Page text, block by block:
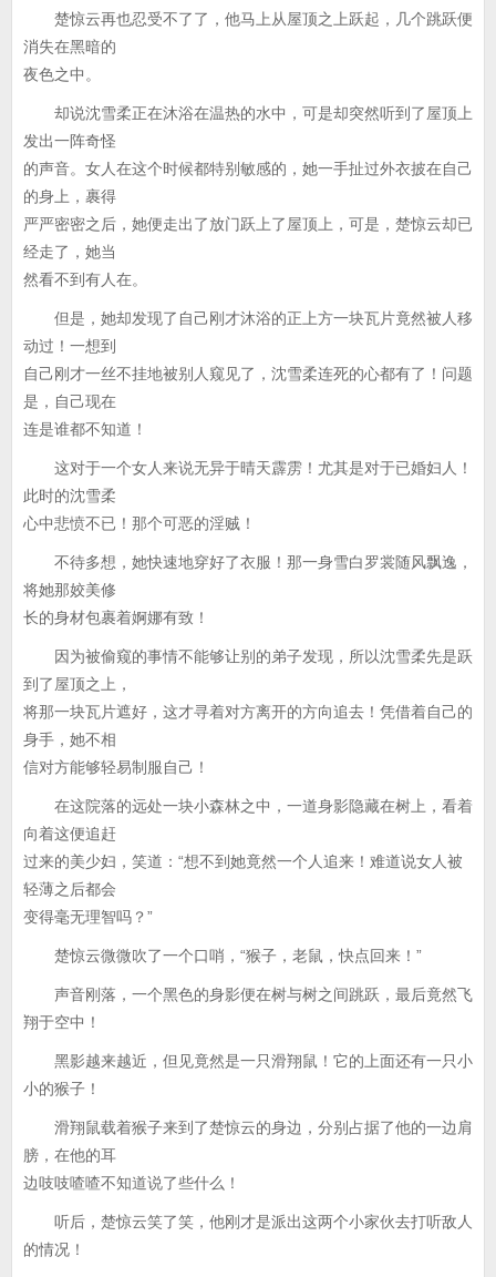
楚惊云再也忍受不了了，他马上从屋顶之上跃起，几个跳跃便
消失在黑暗的
夜色之中。
却说沈雪柔正在沐浴在温热的水中，可是却突然听到了屋顶上
发出一阵奇怪
的声音。女人在这个时候都特别敏感的，她一手扯过外衣披在自己
的身上，裹得
严严密密之后，她便走出了放门跃上了屋顶上，可是，楚惊云却已
经走了，她当
然看不到有人在。
但是，她却发现了自己刚才沐浴的正上方一块瓦片竟然被人移
动过！一想到
自己刚才一丝不挂地被别人窥见了，沈雪柔连死的心都有了！问题
是，自己现在
连是谁都不知道！
这对于一个女人来说无异于晴天霹雳！尤其是对于已婚妇人！
此时的沈雪柔
心中悲愤不已！那个可恶的淫贼！
不待多想，她快速地穿好了衣服！那一身雪白罗裳随风飘逸，
将她那姣美修
长的身材包裹着婀娜有致！
因为被偷窥的事情不能够让别的弟子发现，所以沈雪柔先是跃
到了屋顶之上，
将那一块瓦片遮好，这才寻着对方离开的方向追去！凭借着自己的
身手，她不相
信对方能够轻易制服自己！
在这院落的远处一块小森林之中，一道身影隐藏在树上，看着
向着这便追赶
过来的美少妇，笑道：“想不到她竟然一个人追来！难道说女人被
轻薄之后都会
变得毫无理智吗？”
楚惊云微微吹了一个口哨，“猴子，老鼠，快点回来！”
声音刚落，一个黑色的身影便在树与树之间跳跃，最后竟然飞
翔于空中！
黑影越来越近，但见竟然是一只滑翔鼠！它的上面还有一只小
小的猴子！
滑翔鼠载着猴子来到了楚惊云的身边，分别占据了他的一边肩
膀，在他的耳
边吱吱喳喳不知道说了些什么！
听后，楚惊云笑了笑，他刚才是派出这两个小家伙去打听敌人
的情况！